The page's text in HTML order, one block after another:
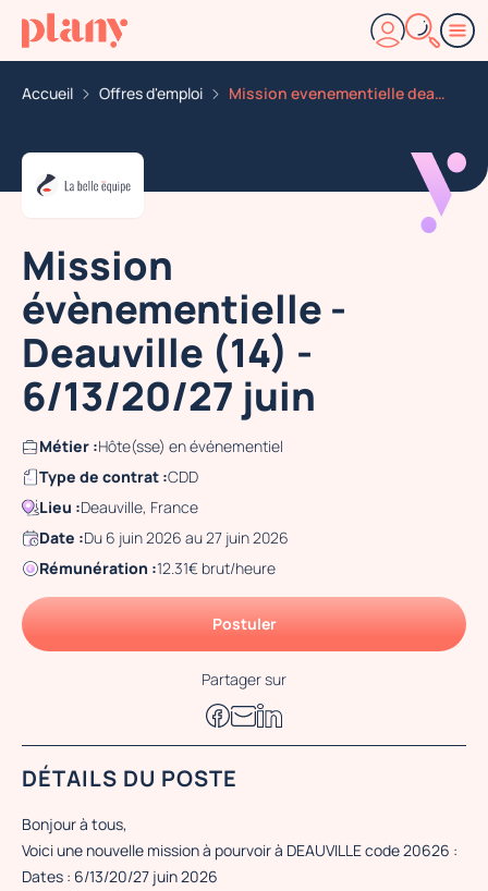
Accueil Offres d'emploi Mission evenementielle deauville 14 6 13 20 27 juin
Mission
évènementielle -
Deauville (14) -
6/13/20/27 juin
Métier :Hôte(sse) en événementiel
Type de contrat :CDD
Lieu :Deauville, France
Date :Du 6 juin 2026 au 27 juin 2026
Rémunération :12.31€ brut/heure
Postuler
Partager sur
DÉTAILS DU POSTE
Bonjour à tous,
Voici une nouvelle mission à pourvoir à DEAUVILLE code 20626 :
Dates : 6/13/20/27 juin 2026